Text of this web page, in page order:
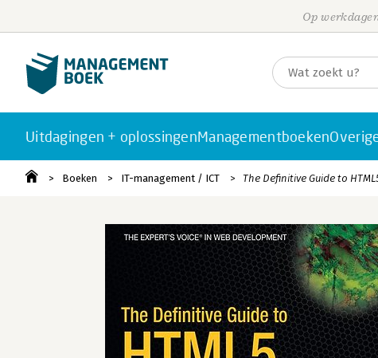
Op
Uitdagingen + oplossingenManagementboeken
Boeken IT-management / ICT The Definitive Guide to